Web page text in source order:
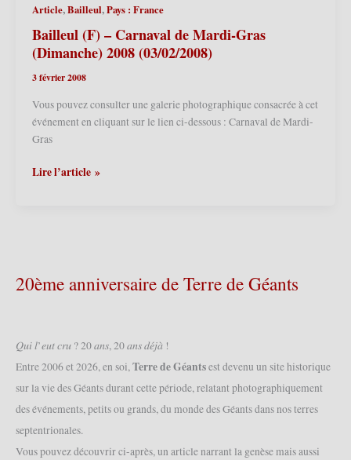
Gras
(cortège
du
2009 (22/02/2009)
Article,Bailleul,Pays : France
Bailleul (F) – Carnaval de Mardi-Gras
(Dimanche) 2008 (03/02/2008)
3 février 2008
Vous pouvez consulter une galerie photographique consacrée à cet
événement en cliquant sur le lien ci-dessous : Carnaval de Mardi-
Gras
Bailleul
Gras
(Dimanche)
Lire l’article »
20ème anniversaire de Terre de Géants
𝑄𝑢𝑖 𝑙’𝑒𝑢𝑡 𝑐𝑟𝑢 ? 20 𝑎𝑛𝑠, 20 𝑎𝑛𝑠 𝑑𝑒́𝑗𝑎̀ !
Entre 2006 et 2026, en soi, Terre de Géantsest devenu un site historique
sur la vie des Géants durant cette période, relatant photographiquement
des événements, petits ou grands, du monde des Géants dans nos terres
septentrionales.
Vous pouvez découvrir ci-après, un article narrant la genèse mais aussi